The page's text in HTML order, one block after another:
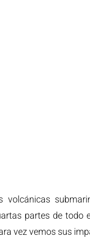
volcánicas
partes de todo
vez vemos sus